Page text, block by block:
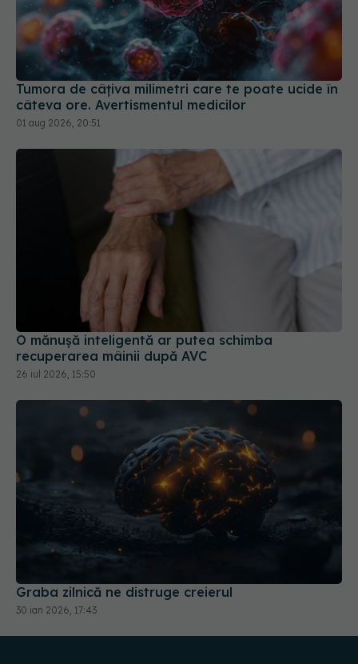
Tumora de câțiva milimetri care te poate ucide în
câteva ore. Avertismentul medicilor
01 aug 2026, 20:51
O mănușă inteligentă ar putea schimba
recuperarea mâinii după AVC
26 iul 2026, 15:50
Graba zilnică ne distruge creierul
30 ian 2026, 17:43